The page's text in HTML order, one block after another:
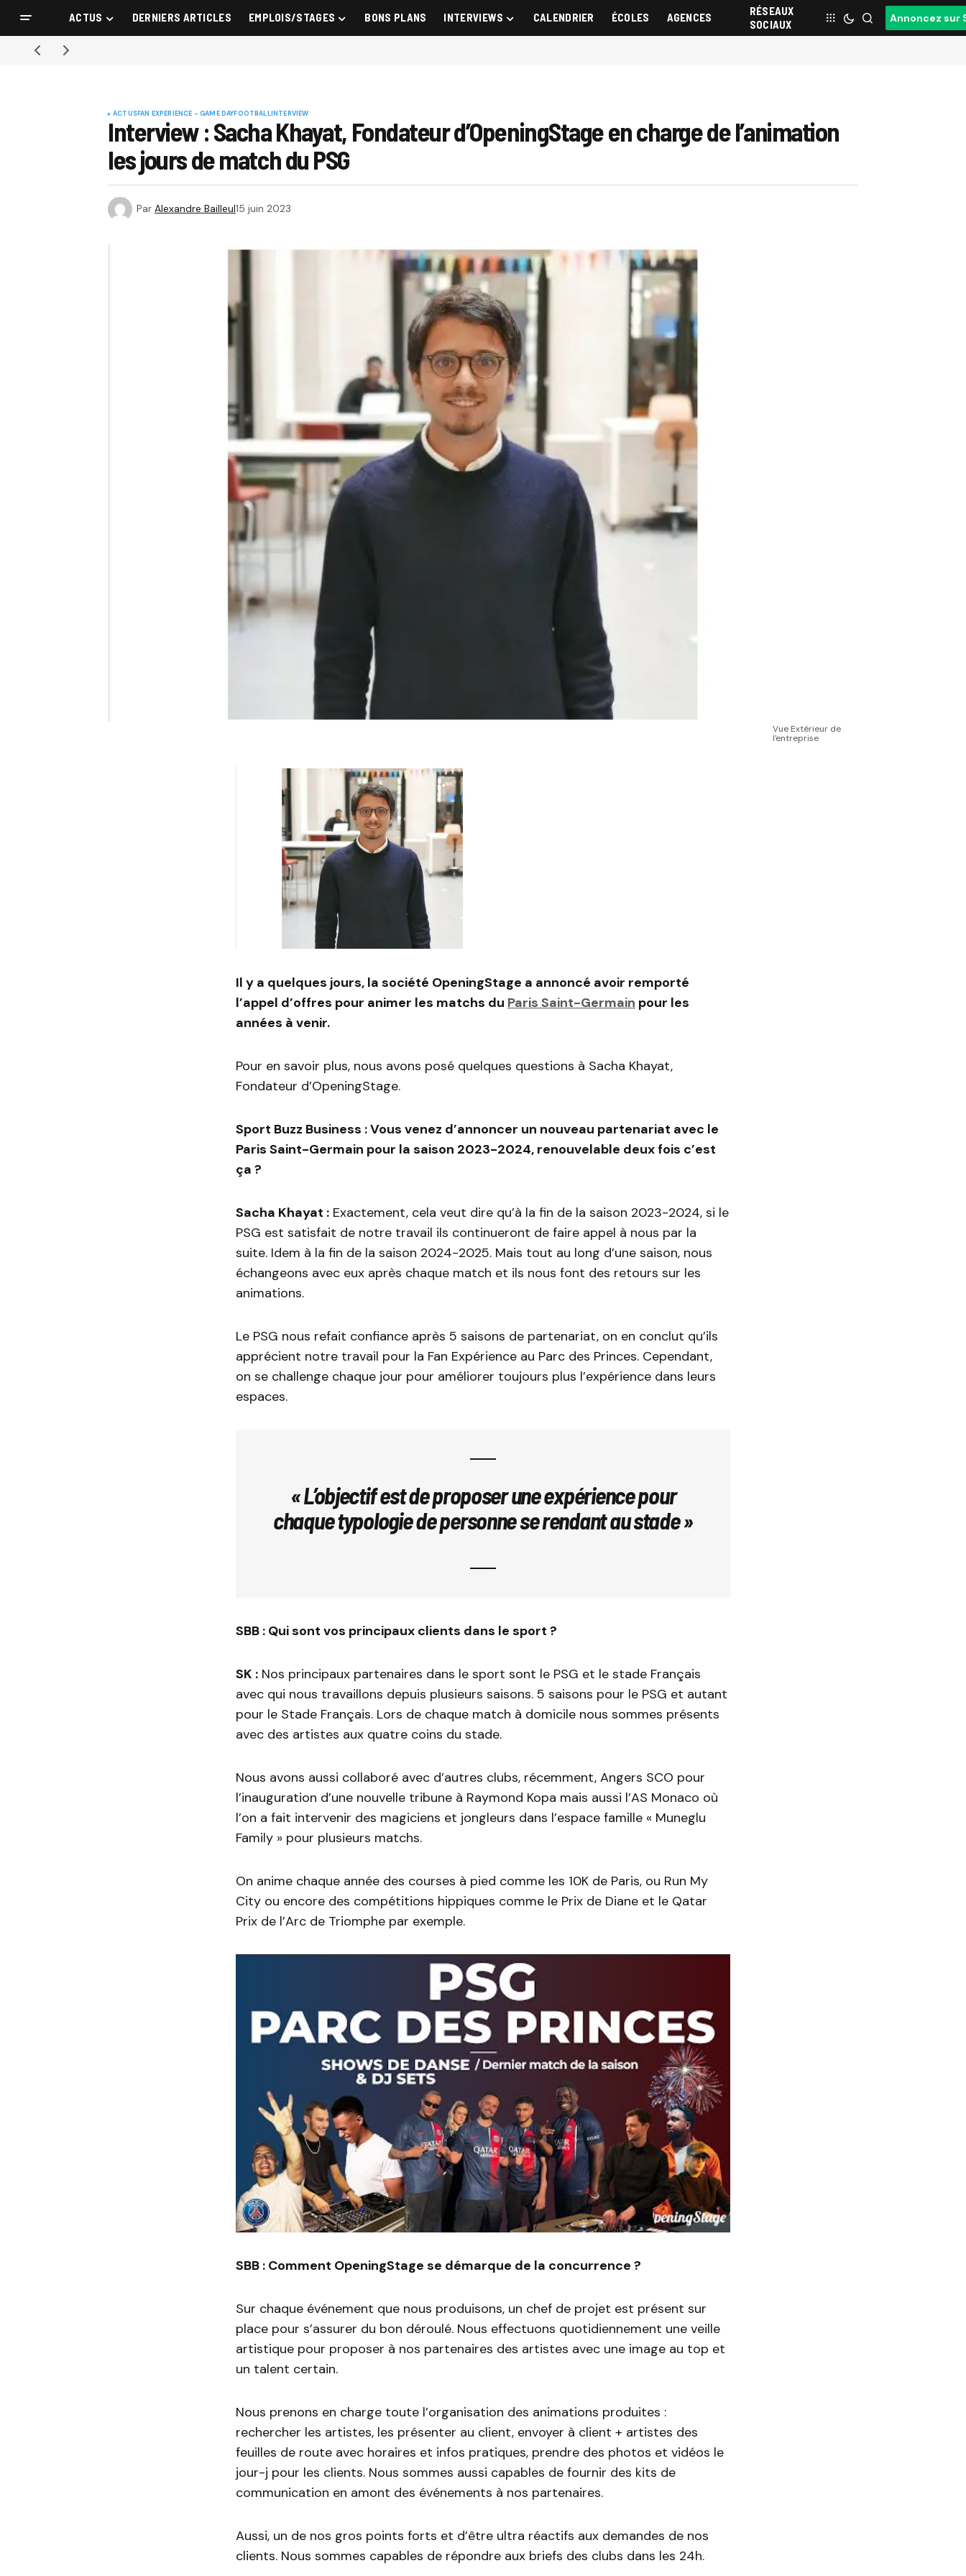
ACTUS DERNIERS ARTICLES EMPLOIS/STAGES BONS PLANS INTERVIEWS CALENDRIER ÉCOLES AGENCES
RÉSEAUX
SOCIAUX
Annoncez sur
ACTUSFAN EXPERIENCE - GAME DAYFOOTBALLINTERVIEW
Interview : Sacha Khayat, Fondateur d’OpeningStage en charge de l’animation
les jours de match du PSG
Par Alexandre Bailleul15 juin 2023
Vue Extérieur de
l'entreprise
Il y a quelques jours, la société OpeningStage a annoncé avoir remporté
l’appel d’offres pour animer les matchs du Paris Saint-Germain pour les
années à venir.
Pour en savoir plus, nous avons posé quelques questions à Sacha Khayat,
Fondateur d’OpeningStage.
Sport Buzz Business : Vous venez d’annoncer un nouveau partenariat avec le
Paris Saint-Germain pour la saison 2023-2024, renouvelable deux fois c’est
ça ?
Sacha Khayat : Exactement, cela veut dire qu’à la fin de la saison 2023-2024, si le
PSG est satisfait de notre travail ils continueront de faire appel à nous par la
suite. Idem à la fin de la saison 2024-2025. Mais tout au long d’une saison, nous
échangeons avec eux après chaque match et ils nous font des retours sur les
animations.
Le PSG nous refait confiance après 5 saisons de partenariat, on en conclut qu’ils
apprécient notre travail pour la Fan Expérience au Parc des Princes. Cependant,
on se challenge chaque jour pour améliorer toujours plus l’expérience dans leurs
espaces.
« L’objectif est de proposer une expérience pour
chaque typologie de personne se rendant au stade »
SBB : Qui sont vos principaux clients dans le sport ?
SK : Nos principaux partenaires dans le sport sont le PSG et le stade Français
avec qui nous travaillons depuis plusieurs saisons. 5 saisons pour le PSG et autant
pour le Stade Français. Lors de chaque match à domicile nous sommes présents
avec des artistes aux quatre coins du stade.
Nous avons aussi collaboré avec d’autres clubs, récemment, Angers SCO pour
l’inauguration d’une nouvelle tribune à Raymond Kopa mais aussi l’AS Monaco où
l’on a fait intervenir des magiciens et jongleurs dans l’espace famille « Muneglu
Family » pour plusieurs matchs.
On anime chaque année des courses à pied comme les 10K de Paris, ou Run My
City ou encore des compétitions hippiques comme le Prix de Diane et le Qatar
Prix de l’Arc de Triomphe par exemple.
SBB : Comment OpeningStage se démarque de la concurrence ?
Sur chaque événement que nous produisons, un chef de projet est présent sur
place pour s’assurer du bon déroulé. Nous effectuons quotidiennement une veille
artistique pour proposer à nos partenaires des artistes avec une image au top et
un talent certain.
Nous prenons en charge toute l’organisation des animations produites :
rechercher les artistes, les présenter au client, envoyer à client + artistes des
feuilles de route avec horaires et infos pratiques, prendre des photos et vidéos le
jour-j pour les clients. Nous sommes aussi capables de fournir des kits de
communication en amont des événements à nos partenaires.
Aussi, un de nos gros points forts et d’être ultra réactifs aux demandes de nos
clients. Nous sommes capables de répondre aux briefs des clubs dans les 24h.